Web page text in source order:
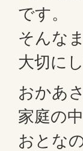
です。
そんな
大切に
おかあ
家庭の
おとな